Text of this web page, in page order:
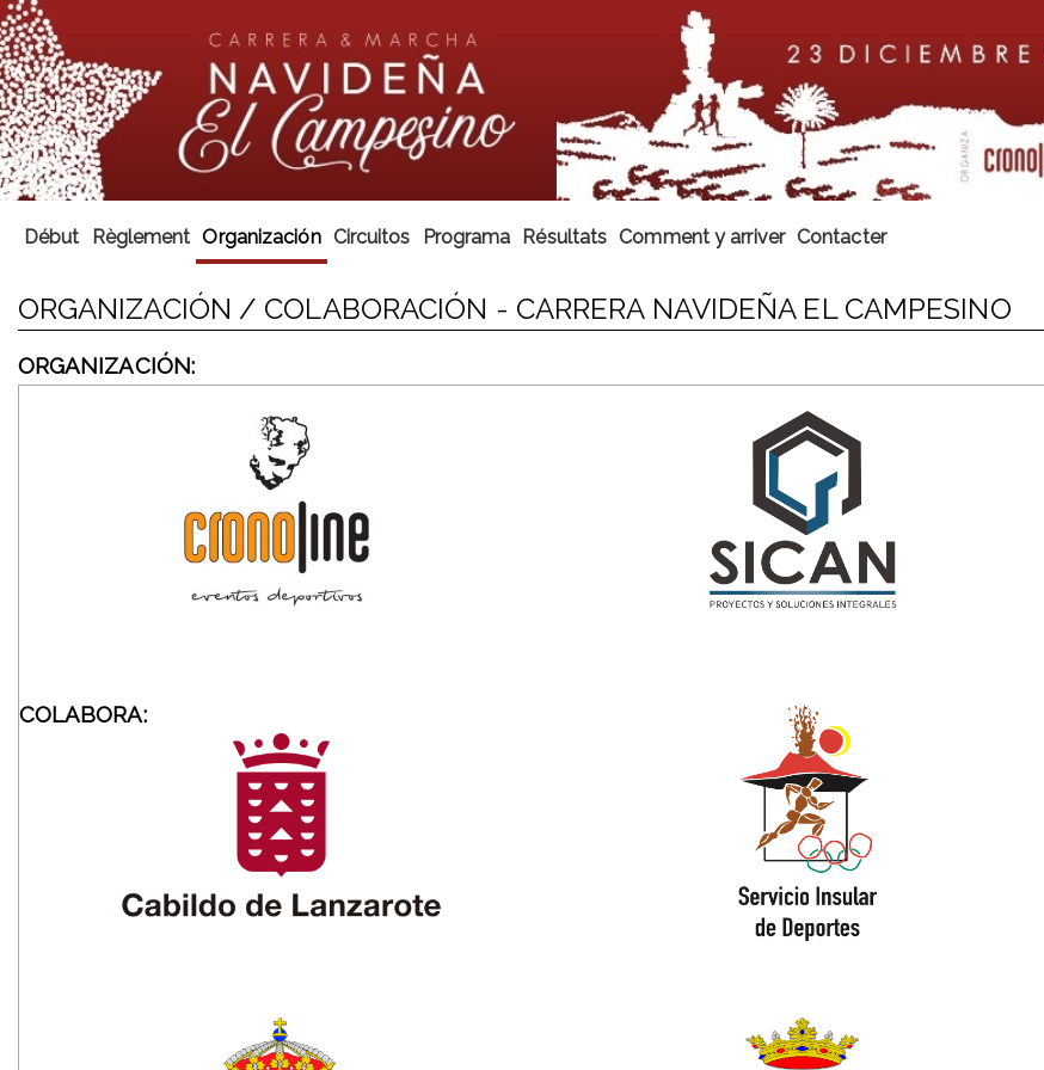
Début Règlement Organización Circuitos Programa Résultats Comment y arriver Contacter
ORGANIZACIÓN / COLABORACIÓN - CARRERA NAVIDEÑA EL CAMPESINO
ORGANIZACIÓN:
COLABORA: